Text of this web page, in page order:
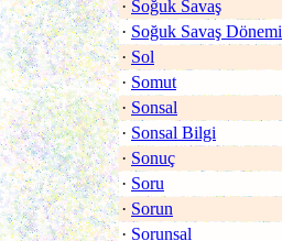
· Soğuk Savaş
· Soğuk Savaş Dönemi
· Sol
· Somut
· Sonsal
· Sonsal Bilgi
· Sonuç
· Soru
· Sorun
· Sorunsal